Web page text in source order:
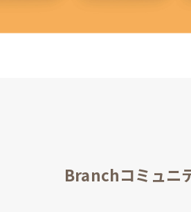
Branchコミュニ